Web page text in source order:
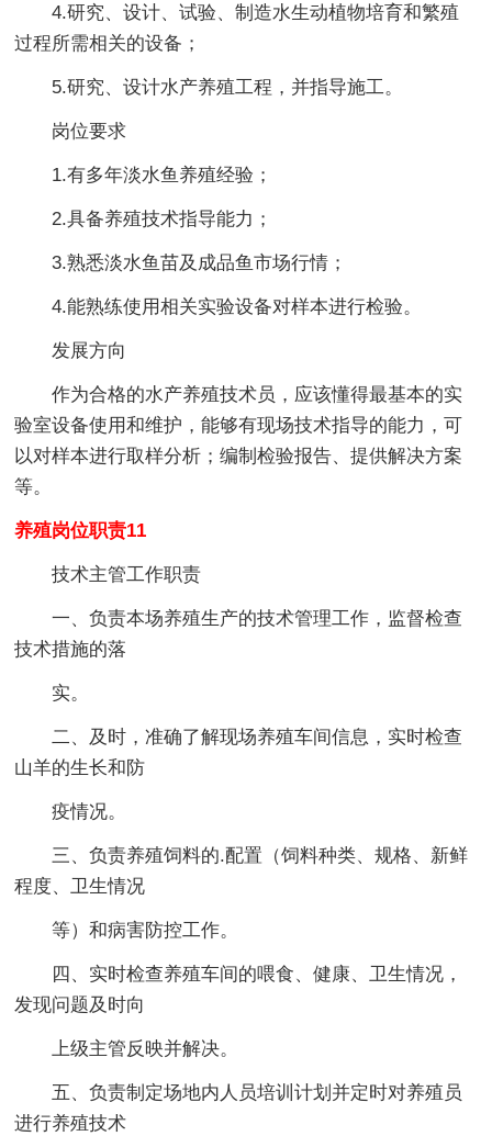
4.研究、设计、试验、制造水生动植物培育和繁殖
过程所需相关的设备；
5.研究、设计水产养殖工程，并指导施工。
岗位要求
1.有多年淡水鱼养殖经验；
2.具备养殖技术指导能力；
3.熟悉淡水鱼苗及成品鱼市场行情；
4.能熟练使用相关实验设备对样本进行检验。
发展方向
作为合格的水产养殖技术员，应该懂得最基本的实
验室设备使用和维护，能够有现场技术指导的能力，可
以对样本进行取样分析；编制检验报告、提供解决方案
等。
养殖岗位职责11
技术主管工作职责
一、负责本场养殖生产的技术管理工作，监督检查
技术措施的落
实。
二、及时，准确了解现场养殖车间信息，实时检查
山羊的生长和防
疫情况。
三、负责养殖饲料的.配置（饲料种类、规格、新鲜
程度、卫生情况
等）和病害防控工作。
四、实时检查养殖车间的喂食、健康、卫生情况，
发现问题及时向
上级主管反映并解决。
五、负责制定场地内人员培训计划并定时对养殖员
进行养殖技术